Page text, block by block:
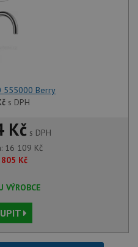
555000 Berry
s DPH
Kč s DPH
16 109 Kč
805 Kč
VÝROBCE